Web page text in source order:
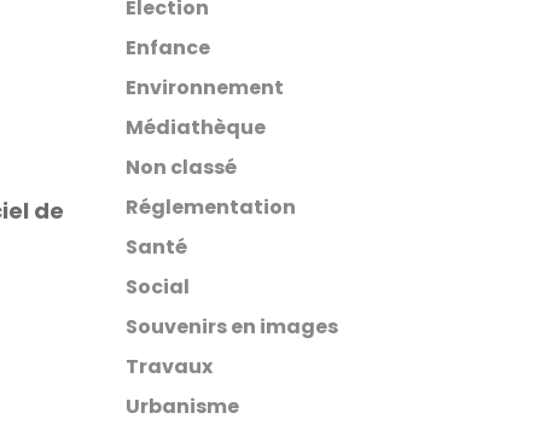
de
Election
Enfance
Environnement
Médiathèque
Non classé
Réglementation
Santé
Social
Souvenirs en images
Travaux
Urbanisme